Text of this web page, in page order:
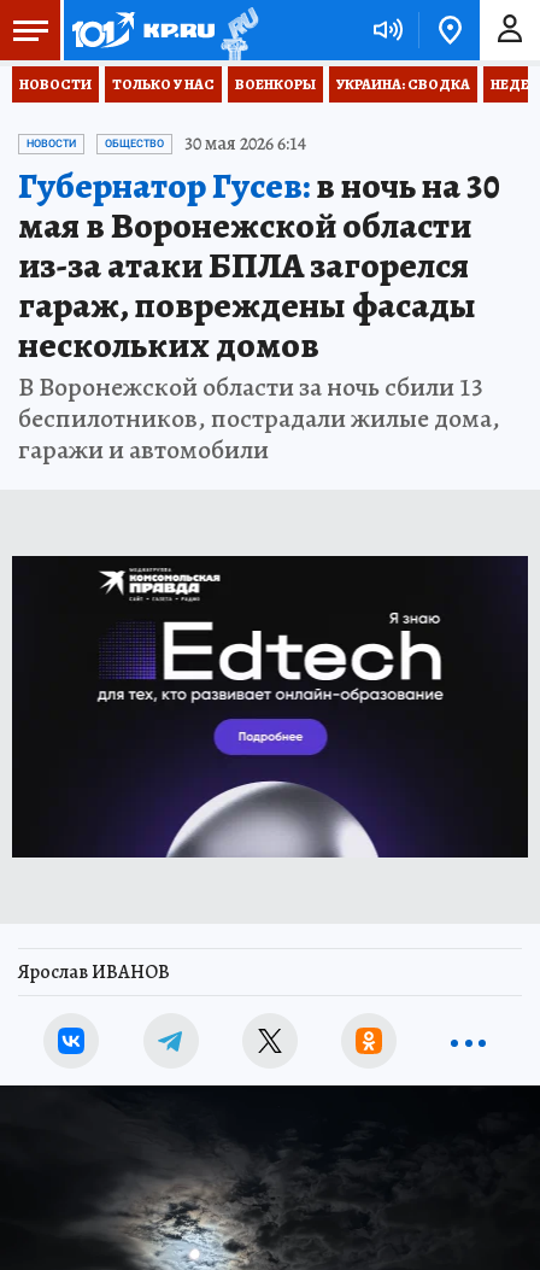
НОВОСТИ ТОЛЬКО У НАС ВОЕНКОРЫ УКРАИНА: СВОДКА
НОВОСТИ ОБЩЕСТВО 30 мая 2026 6:14
Губернатор Гусев:в ночь на 30
мая в Воронежской области
из-за атаки БПЛА загорелся
гараж, повреждены фасады
нескольких домов
В Воронежской области за ночь сбили 13
беспилотников, пострадали жилые дома,
гаражи и автомобили
Ярослав ИВАНОВ